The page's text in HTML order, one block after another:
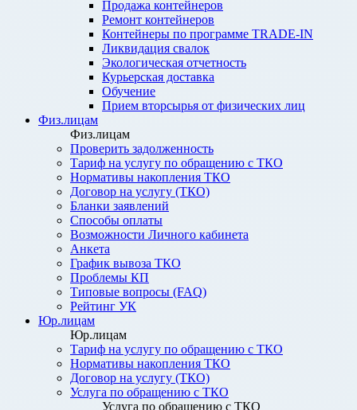
Продажа контейнеров
Ремонт контейнеров
Контейнеры по программе TRADE-IN
Ликвидация свалок
Экологическая отчетность
Курьерская доставка
Обучение
Прием вторсырья от физических лиц
Физ.лицам
Физ.лицам
Проверить задолженность
Тариф на услугу по обращению с ТКО
Нормативы накопления ТКО
Договор на услугу (ТКО)
Бланки заявлений
Способы оплаты
Возможности Личного кабинета
Анкета
График вывоза ТКО
Проблемы КП
Типовые вопросы (FAQ)
Рейтинг УК
Юр.лицам
Юр.лицам
Тариф на услугу по обращению с ТКО
Нормативы накопления ТКО
Договор на услугу (ТКО)
Услуга по обращению с ТКО
Услуга по обращению с ТКО